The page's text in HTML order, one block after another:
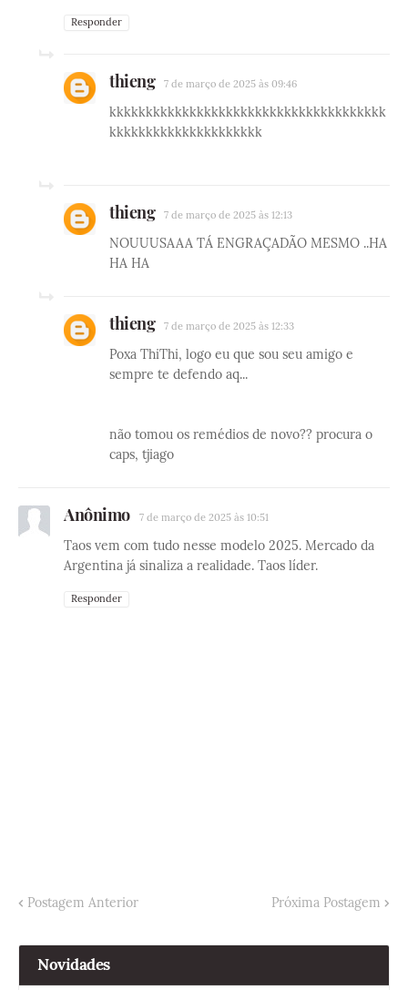
Responder
thieng 7 de março de 2025 às 09:46
kkkkkkkkkkkkkkkkkkkkkkkkkkkkkkkkkkkkkk
kkkkkkkkkkkkkkkkkkkkk
thieng 7 de março de 2025 às 12:13
NOUUUSAAA TÁ ENGRAÇADÃO MESMO ..HA
HA HA
thieng 7 de março de 2025 às 12:33
Poxa ThiThi, logo eu que sou seu amigo e
sempre te defendo aq...
não tomou os remédios de novo?? procura o
caps, tjiago
Anônimo 7 de março de 2025 às 10:51
Taos vem com tudo nesse modelo 2025. Mercado da
Argentina já sinaliza a realidade. Taos líder.
Responder
Postagem Anterior Próxima Postagem
Novidades